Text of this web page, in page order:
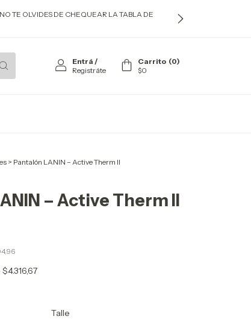
TE OLVIDES DE CHEQUEAR LA TABLA DE
Entrá /
Registráte
Carrito (0)
$0
> Pantalón LANIN – Active Therm II
– Active Therm II
$4.316,67
Talle